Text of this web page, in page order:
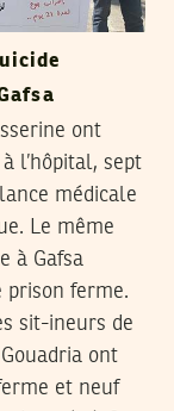
ont
l’hôpital, sept
médicale
Le même
à Gafsa
prison ferme.
sit-ineurs de
ont
et neuf